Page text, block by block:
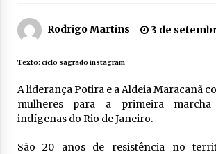
Rodrigo Martins 3 de
Texto: ciclo sagrado instagram
A liderança Potira e a Aldeia Maracanã
mulheres para a primeira marcha
indígenas do Rio de Janeiro.
São 20 anos de resistência no